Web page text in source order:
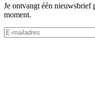
Je ontvangt één
moment.